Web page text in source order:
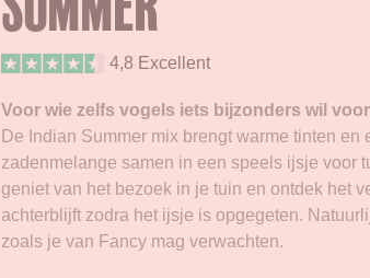
4,8 Excellent
Voor wie zelfs vogels iets bijzonders wil
De Indian Summer mix brengt warme tinten en
zadenmelange samen in een speels ijsje voor
geniet van het bezoek in je tuin en ontdek het
achterblijft zodra het ijsje is opgegeten.
zoals je van Fancy mag verwachten.